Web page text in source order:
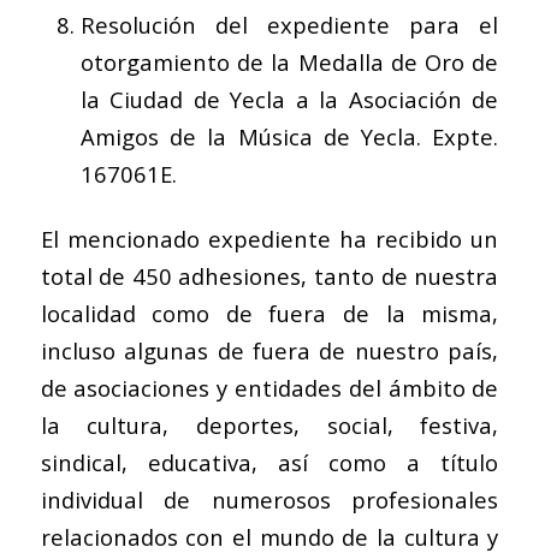
Resolución del expediente para el
otorgamiento de la Medalla de Oro de
la Ciudad de Yecla a la Asociación de
Amigos de la Música de Yecla. Expte.
167061E.
El mencionado expediente ha recibido un
total de 450 adhesiones, tanto de nuestra
localidad como de fuera de la misma,
incluso algunas de fuera de nuestro país,
de asociaciones y entidades del ámbito de
la cultura, deportes, social, festiva,
sindical, educativa, así como a título
individual de numerosos profesionales
relacionados con el mundo de la cultura y